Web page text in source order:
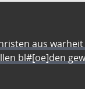
aus
bl#[oe]den